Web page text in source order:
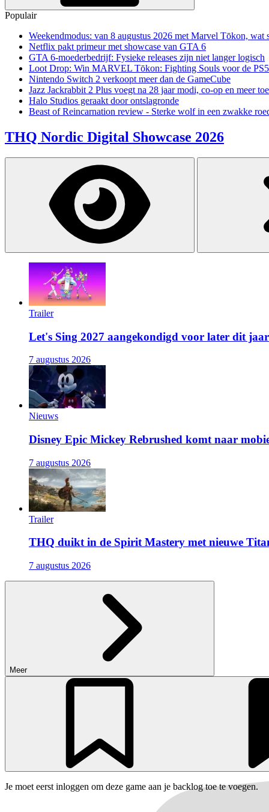
Populair
Weekendmodus: van 8 augustus 2026 met Marvel Tōkon, wat
Netflix pakt primeur met showcase van GTA 6
GTA 6-moederbedrijf: Fysieke releases zijn niet langer logisch
Loot Drop: Win MARVEL Tōkon: Fighting Souls voor de PS5
Nintendo Switch 2 verkoopt meer dan de GameCube
Jazz Jackrabbit 2 Plus voegt na 28 jaar modi, co-op en meer toe
Halo Studios geraakt door ontslagronde
Beast of Reincarnation review - Sterke wolf in een zwakke
THQ Nordic Digital Showcase 2026
Trailer
Let's Sing 2027 aangekondigd voor later dit jaar
7 augustus 2026
Nieuws
Disney Epic Mickey Rebrushed komt naar
7 augustus 2026
Trailer
THQ duikt in de Spirit Mastery met nieuwe
7 augustus 2026
Meer
Je moet eerst inloggen om deze game aan je backlog toe te voegen.